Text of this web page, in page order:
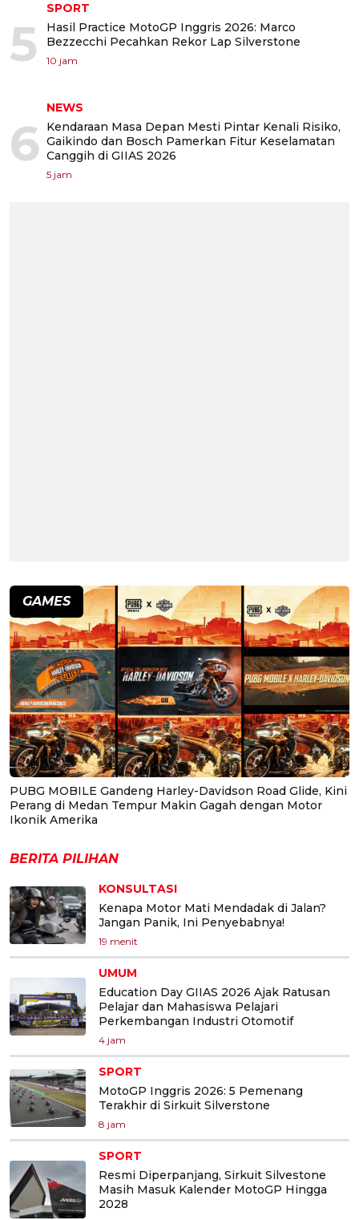
5
SPORT
Hasil Practice MotoGP Inggris 2026: Marco
Bezzecchi Pecahkan Rekor Lap Silverstone
10 jam
6
NEWS
Kendaraan Masa Depan Mesti Pintar Kenali Risiko,
Gaikindo dan Bosch Pamerkan Fitur Keselamatan
Canggih di GIIAS 2026
5 jam
GAMES
PUBG MOBILE Gandeng Harley-Davidson Road Glide, Kini
Perang di Medan Tempur Makin Gagah dengan Motor
Ikonik Amerika
BERITA PILIHAN
KONSULTASI
Kenapa Motor Mati Mendadak di Jalan?
Jangan Panik, Ini Penyebabnya!
19 menit
UMUM
Education Day GIIAS 2026 Ajak Ratusan
Pelajar dan Mahasiswa Pelajari
Perkembangan Industri Otomotif
4 jam
SPORT
MotoGP Inggris 2026: 5 Pemenang
Terakhir di Sirkuit Silverstone
8 jam
SPORT
Resmi Diperpanjang, Sirkuit Silvestone
Masih Masuk Kalender MotoGP Hingga
2028